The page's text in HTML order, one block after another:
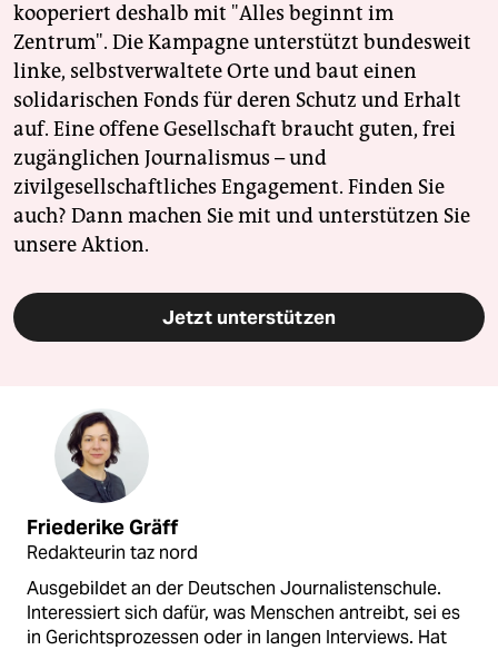
kooperiert deshalb mit "Alles beginnt im
Zentrum". Die Kampagne unterstützt bundesweit
linke, selbstverwaltete Orte und baut einen
solidarischen Fonds für deren Schutz und Erhalt
auf. Eine offene Gesellschaft braucht guten, frei
zugänglichen Journalismus – und
zivilgesellschaftliches Engagement. Finden Sie
auch? Dann machen Sie mit und unterstützen Sie
unsere Aktion.
Jetzt unterstützen
Friederike Gräff
Redakteurin taz nord
Ausgebildet an der Deutschen Journalistenschule.
Interessiert sich dafür, was Menschen antreibt, sei es
in Gerichtsprozessen oder in langen Interviews. Hat